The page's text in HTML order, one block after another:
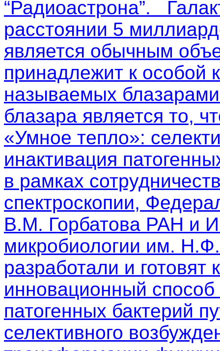
“Радиоастрона”.
расстоянии 5
является обычным
принадлежит к особой
называемых
блазара является то,
«Умное тепло»:
инактивация
в рамках
спектроскопии,
В.М. Горбатова РАН и
микробиологии им.
разработали и готовят
инновационный
патогенных бактерий
селективного